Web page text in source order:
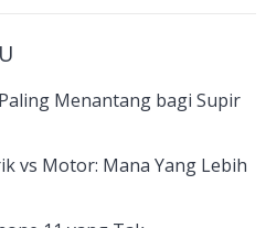
u
u u
e
Menantang bagi Supir
vs Motor: Mana Yang Lebih